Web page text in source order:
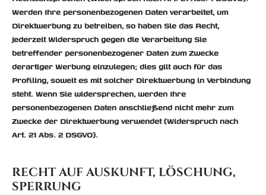
Werden Ihre personenbezogenen Daten verarbeitet, um
Direktwerbung zu betreiben, so haben Sie das Recht,
jederzeit Widerspruch gegen die Verarbeitung Sie
betreffender personenbezogener Daten zum Zwecke
derartiger Werbung einzulegen; dies gilt auch für das
Profiling, soweit es mit solcher Direktwerbung in Verbindung
steht. Wenn Sie widersprechen, werden Ihre
personenbezogenen Daten anschließend nicht mehr zum
Zwecke der Direktwerbung verwendet (Widerspruch nach
Art. 21 Abs. 2 DSGVO).
RECHT AUF AUSKUNFT, LÖSCHUNG,
SPERRUNG